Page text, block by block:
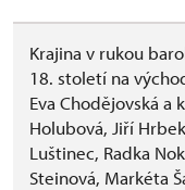
Krajina v rukou
18. století na
Eva Chodějovská a
Holubová, Jiří
Luštinec, Radka
Steinová, Markéta